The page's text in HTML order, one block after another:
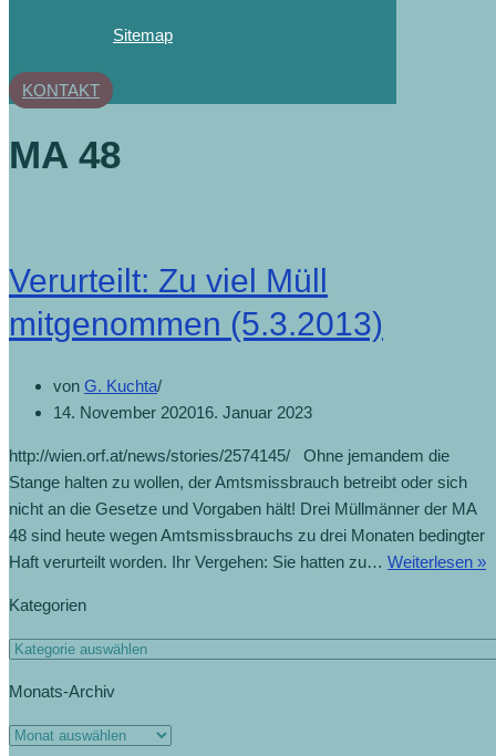
Sitemap
KONTAKT
MA 48
Verurteilt: Zu viel Müll
mitgenommen (5.3.2013)
von G. Kuchta
14. November 202016. Januar 2023
http://wien.orf.at/news/stories/2574145/ Ohne jemandem die
Stange halten zu wollen, der Amtsmissbrauch betreibt oder sich
nicht an die Gesetze und Vorgaben hält! Drei Müllmänner der MA
48 sind heute wegen Amtsmissbrauchs zu drei Monaten bedingter
Haft verurteilt worden. Ihr Vergehen: Sie hatten zu… Weiterlesen »
Kategorien
Monats-Archiv